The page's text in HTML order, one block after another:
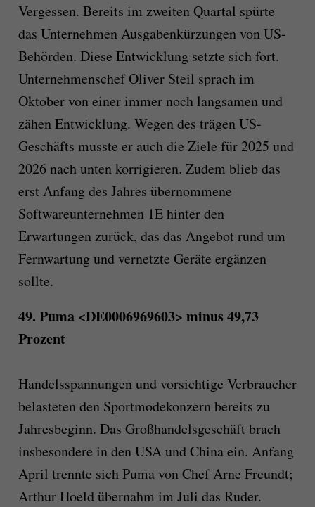
Vergessen. Bereits im zweiten Quartal spürte
das Unternehmen Ausgabenkürzungen von US-
Behörden. Diese Entwicklung setzte sich fort.
Unternehmenschef Oliver Steil sprach im
Oktober von einer immer noch langsamen und
zähen Entwicklung. Wegen des trägen US-
Geschäfts musste er auch die Ziele für 2025 und
2026 nach unten korrigieren. Zudem blieb das
erst Anfang des Jahres übernommene
Softwareunternehmen 1E hinter den
Erwartungen zurück, das das Angebot rund um
Fernwartung und vernetzte Geräte ergänzen
sollte.
49. Puma <DE0006969603> minus 49,73
Prozent
Handelsspannungen und vorsichtige Verbraucher
belasteten den Sportmodekonzern bereits zu
Jahresbeginn. Das Großhandelsgeschäft brach
insbesondere in den USA und China ein. Anfang
April trennte sich Puma von Chef Arne Freundt;
Arthur Hoeld übernahm im Juli das Ruder.